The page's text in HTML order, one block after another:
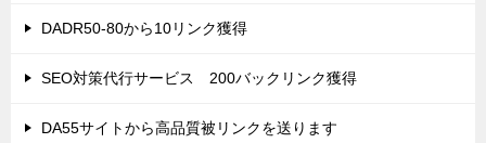
DADR50-80から10リンク獲得
SEO対策代行サービス 200バックリンク獲得
DA55サイトから高品質被リンクを送ります